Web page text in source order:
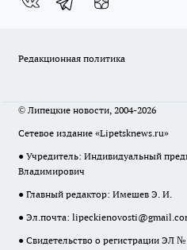
Редакционная политика
© Липецкие новости, 2004-2026
Сетевое издание «Lipetsknews.ru»
● Учредитель: Индивидуальный
Владимирович
● Главный редактор: Имешев Э. И.
● Эл.почта:
● Свидетельство о регистрации ЭЛ №